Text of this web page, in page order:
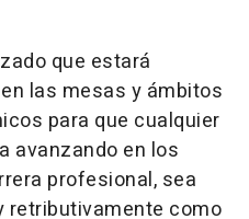
que estará
las mesas y ámbitos
para que cualquier
avanzando en los
profesional, sea
retributivamente como